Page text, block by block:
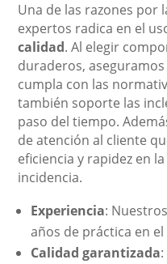
Una de las razones por
expertos radica en el
calidad. Al elegir
duraderos,
cumpla con las
también soporte las
paso del tiempo.
de atención al cliente
eficiencia y rapidez en
incidencia.
Experiencia:
años de práctica en
Calidad garantizada